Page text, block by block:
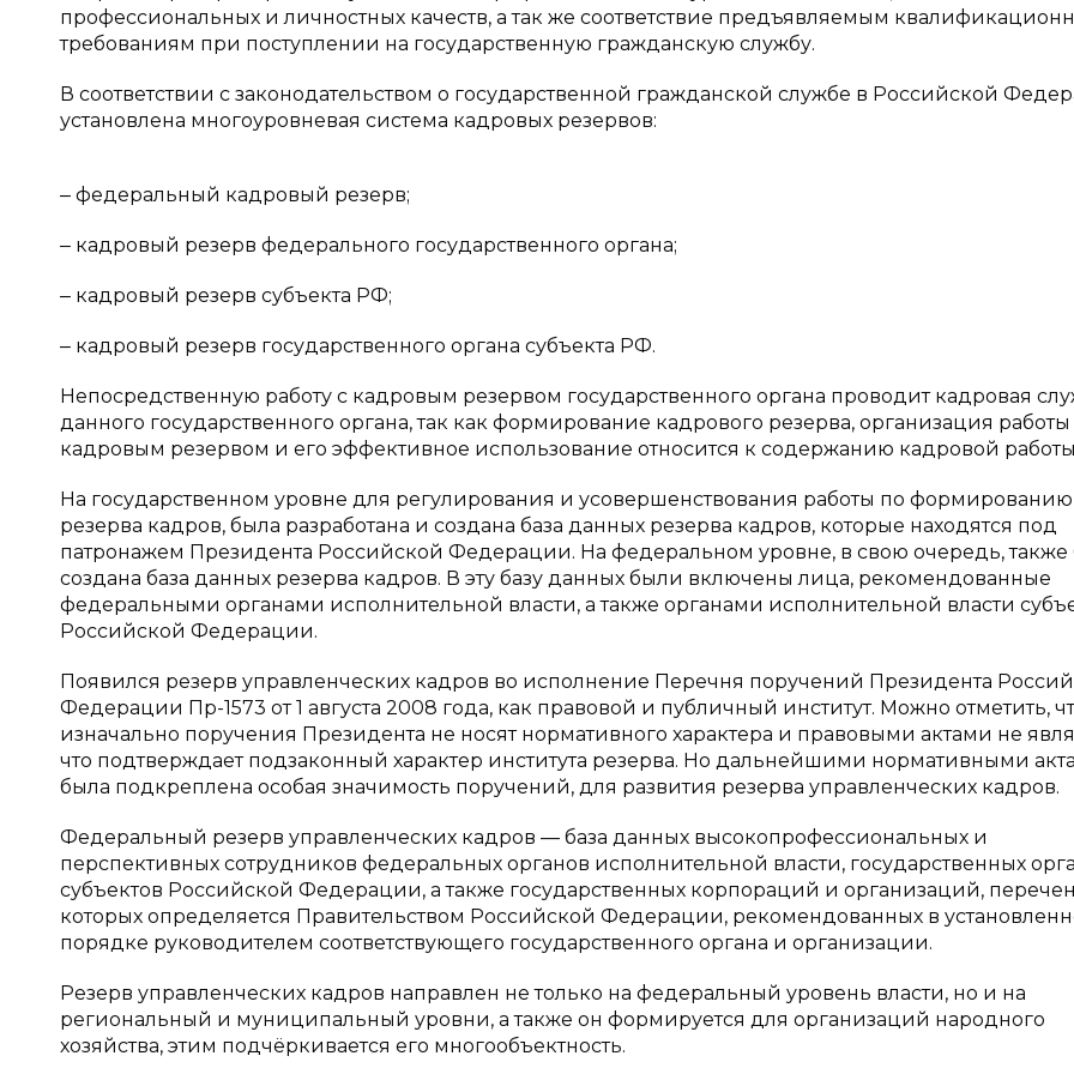
профессиональных и личностных качеств, а так же соответствие предъявляемым
требованиям при поступлении на государственную гражданскую службу.
В соответствии с законодательством о государственной гражданской службе в Российской
установлена многоуровневая система кадровых резервов:
‒ федеральный кадровый резерв;
‒ кадровый резерв федерального государственного органа;
‒ кадровый резерв субъекта РФ;
‒ кадровый резерв государственного органа субъекта РФ.
Непосредственную работу с кадровым резервом государственного органа проводит кадровая
данного государственного органа, так как формирование кадрового резерва, организация работы
кадровым резервом и его эффективное использование относится к содержанию кадровой
На государственном уровне для регулирования и усовершенствования работы по формированию
резерва кадров, была разработана и создана база данных резерва кадров, которые находятся под
патронажем Президента Российской Федерации. На федеральном уровне, в свою очередь, также
создана база данных резерва кадров. В эту базу данных были включены лица, рекомендованные
федеральными органами исполнительной власти, а также органами исполнительной власти
Российской Федерации.
Появился резерв управленческих кадров во исполнение Перечня поручений Президента
Федерации Пр-1573 от 1 августа 2008 года, как правовой и публичный институт. Можно отметить,
изначально поручения Президента не носят нормативного характера и правовыми актами не
что подтверждает подзаконный характер института резерва. Но дальнейшими нормативными
была подкреплена особая значимость поручений, для развития резерва управленческих кадров.
Федеральный резерв управленческих кадров — база данных высокопрофессиональных и
перспективных сотрудников федеральных органов исполнительной власти, государственных
субъектов Российской Федерации, а также государственных корпораций и организаций,
которых определяется Правительством Российской Федерации, рекомендованных в
порядке руководителем соответствующего государственного органа и организации.
Резерв управленческих кадров направлен не только на федеральный уровень власти, но и на
региональный и муниципальный уровни, а также он формируется для организаций народного
хозяйства, этим подчёркивается его многообъектность.